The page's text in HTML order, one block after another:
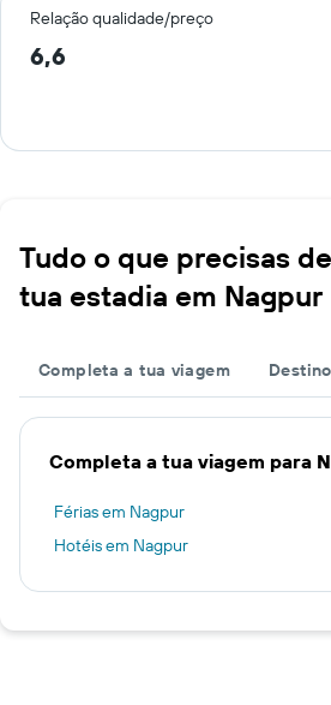
Relação qualidade/preço
6,6
Tudo o que precisas
tua estadia em Nagpur
Completa a tua viagem
Completa a tua viagem para
Férias em Nagpur
Hotéis em Nagpur